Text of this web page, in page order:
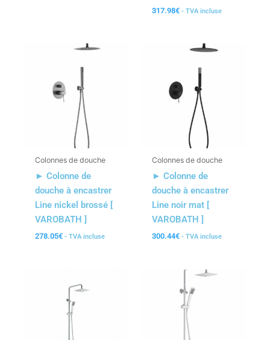
317.98€ - TVA incluse
Colonnes de douche
► Colonne de
douche à encastrer
Line nickel brossé [
VAROBATH ]
278.05€ - TVA incluse
Colonnes de douche
► Colonne de
douche à encastrer
Line noir mat [
VAROBATH ]
300.44€ - TVA incluse